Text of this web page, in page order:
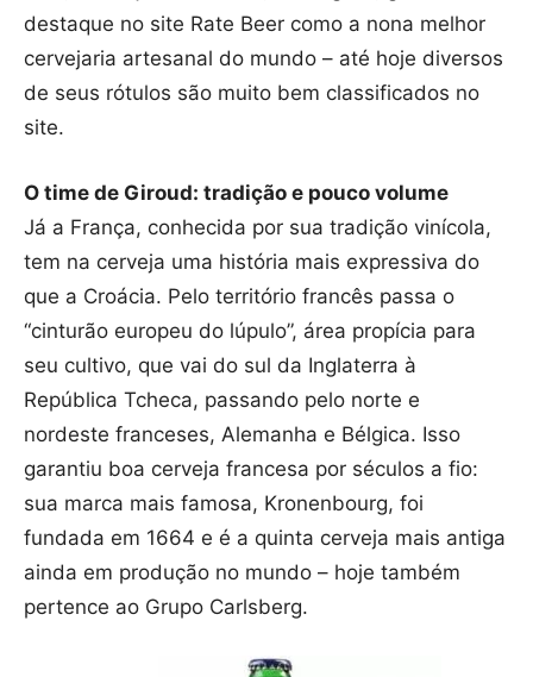
destaque no site Rate Beer como a nona melhor
cervejaria artesanal do mundo – até hoje diversos
de seus rótulos são muito bem classificados no
site.
O time de Giroud: tradição e pouco volume
Já a França, conhecida por sua tradição vinícola,
tem na cerveja uma história mais expressiva do
que a Croácia. Pelo território francês passa o
“cinturão europeu do lúpulo”, área propícia para
seu cultivo, que vai do sul da Inglaterra à
República Tcheca, passando pelo norte e
nordeste franceses, Alemanha e Bélgica. Isso
garantiu boa cerveja francesa por séculos a fio:
sua marca mais famosa, Kronenbourg, foi
fundada em 1664 e é a quinta cerveja mais antiga
ainda em produção no mundo – hoje também
pertence ao Grupo Carlsberg.